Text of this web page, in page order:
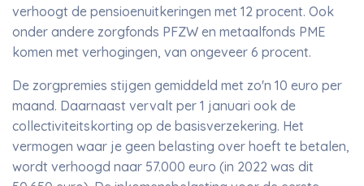
verhoogt de pensioenuitkeringen met 12 procent. Ook
onder andere zorgfonds PFZW en metaalfonds PME
komen met verhogingen, van ongeveer 6 procent.
De zorgpremies stijgen gemiddeld met zo'n 10 euro per
maand. Daarnaast vervalt per 1 januari ook de
collectiviteitskorting op de basisverzekering. Het
vermogen waar je geen belasting over hoeft te betalen,
wordt verhoogd naar 57.000 euro (in 2022 was dit